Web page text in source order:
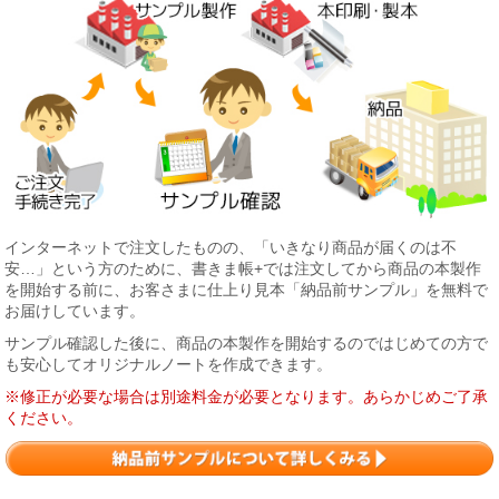
インターネットで注文したものの、「いきなり商品が届くのは不
安…」という方のために、書きま帳+では注文してから商品の本製作
を開始する前に、お客さまに仕上り見本「納品前サンプル」を無料で
お届けしています。
サンプル確認した後に、商品の本製作を開始するのではじめての方で
も安心してオリジナルノートを作成できます。
※修正が必要な場合は別途料金が必要となります。あらかじめご了承
ください。